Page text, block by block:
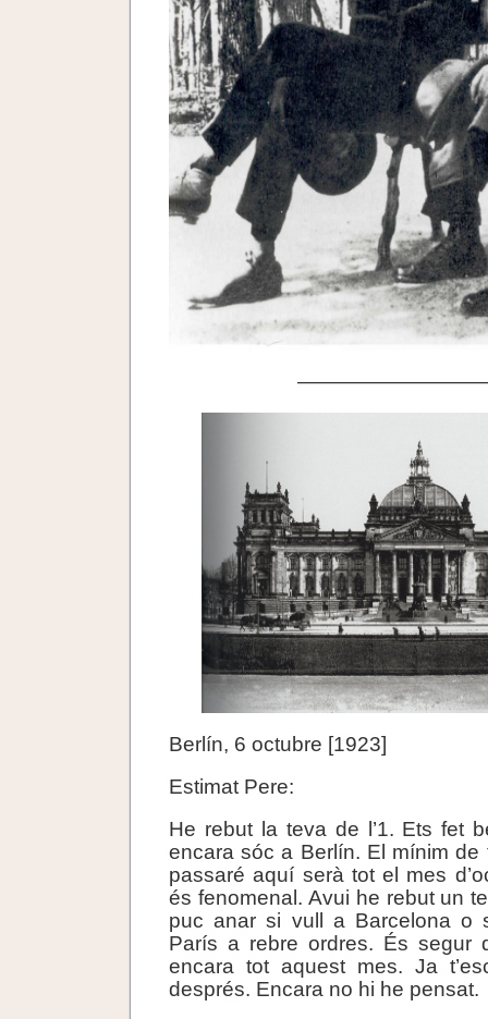
Berlín, 6 octubre [1923]
Estimat Pere:
He rebut la teva de l’1. Ets fet
encara sóc a Berlín. El mínim de
passaré aquí serà tot el mes
és fenomenal. Avui he rebut un
puc anar si vull a Barcelona o
París a rebre ordres. És segur
encara tot aquest mes. Ja
després. Encara no hi he pensat.